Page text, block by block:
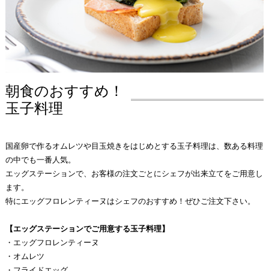
朝食のおすすめ！
玉子料理
国産卵で作るオムレツや目玉焼きをはじめとする玉子料理は、数ある料理
の中でも一番人気。
エッグステーションで、お客様の注文ごとにシェフが出来立てをご用意し
ます。
特にエッグフロレンティーヌはシェフのおすすめ！ぜひご注文下さい。
【エッグステーションでご用意する玉子料理】
・エッグフロレンティーヌ
・オムレツ